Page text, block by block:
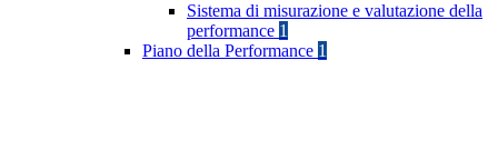
Sistema di misurazione e valutazione della
performance 1
Piano della Performance 1